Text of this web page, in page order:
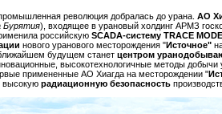
революция добралась до урана. АО
Бурятия), входящее в урановый холдинг АРМЗ
российскую SCADA-систему TRACE MODE
нового уранового месторождения "Источное"
будущем станет центром
высокотехнологичные методы добычи
примененные АО Хиагда на месторождении "
высокую радиационную безопасность